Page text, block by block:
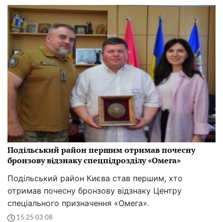
Подільський район першим отримав почесну
бронзову відзнаку спецпідрозділу «Омега»
Подільський район Києва став першим, хто
отримав почесну бронзову відзнаку Центру
спеціального призначення «Омега».
15:25 03.08